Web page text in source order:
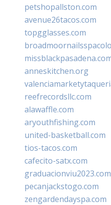
petshopallston.com
avenue26tacos.com
topgglasses.com
anneskitchen.org
reefrecordsllc.com
alawaffle.com
aryouthfishing.com
united-basketball.com
tios-tacos.com
cafecito-satx.com
graduacionviu2023.com
pecanjackstogo.com
zengardendayspa.com